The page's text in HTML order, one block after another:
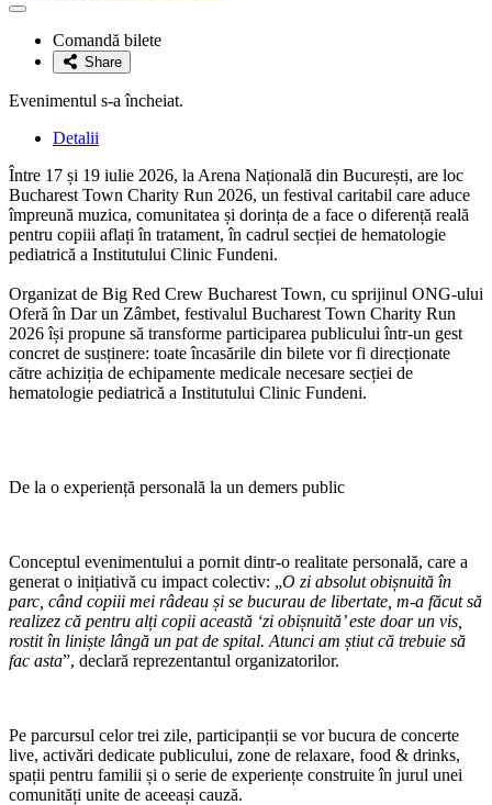
Adaugă
favoriteComandă bilete
Share
Evenimentul s-a încheiat.
Detalii
Între 17 și 19 iulie 2026, la Arena Națională din București, are loc
Bucharest Town Charity Run 2026, un festival caritabil care aduce
împreună muzica, comunitatea și dorința de a face o diferență reală
pentru copiii aflați în tratament, în cadrul secției de hematologie
pediatrică a Institutului Clinic Fundeni.
Organizat de Big Red Crew Bucharest Town, cu sprijinul ONG-ului
Oferă în Dar un Zâmbet, festivalul Bucharest Town Charity Run
2026 își propune să transforme participarea publicului într-un gest
concret de susținere: toate încasările din bilete vor fi direcționate
către achiziția de echipamente medicale necesare secției de
hematologie pediatrică a Institutului Clinic Fundeni.
De la o experiență personală la un demers public
Conceptul evenimentului a pornit dintr-o realitate personală, care a
generat o inițiativă cu impact colectiv: „O zi absolut obișnuită în
parc, când copiii mei râdeau și se bucurau de libertate, m-a făcut să
realizez că pentru alți copii această ‘zi obișnuită’ este doar un vis,
rostit în liniște lângă un pat de spital. Atunci am știut că trebuie să
fac asta”, declară reprezentantul organizatorilor.
Pe parcursul celor trei zile, participanții se vor bucura de concerte
live, activări dedicate publicului, zone de relaxare, food & drinks,
spații pentru familii și o serie de experiențe construite în jurul unei
comunități unite de aceeași cauză.